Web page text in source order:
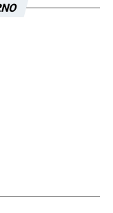
chilometri